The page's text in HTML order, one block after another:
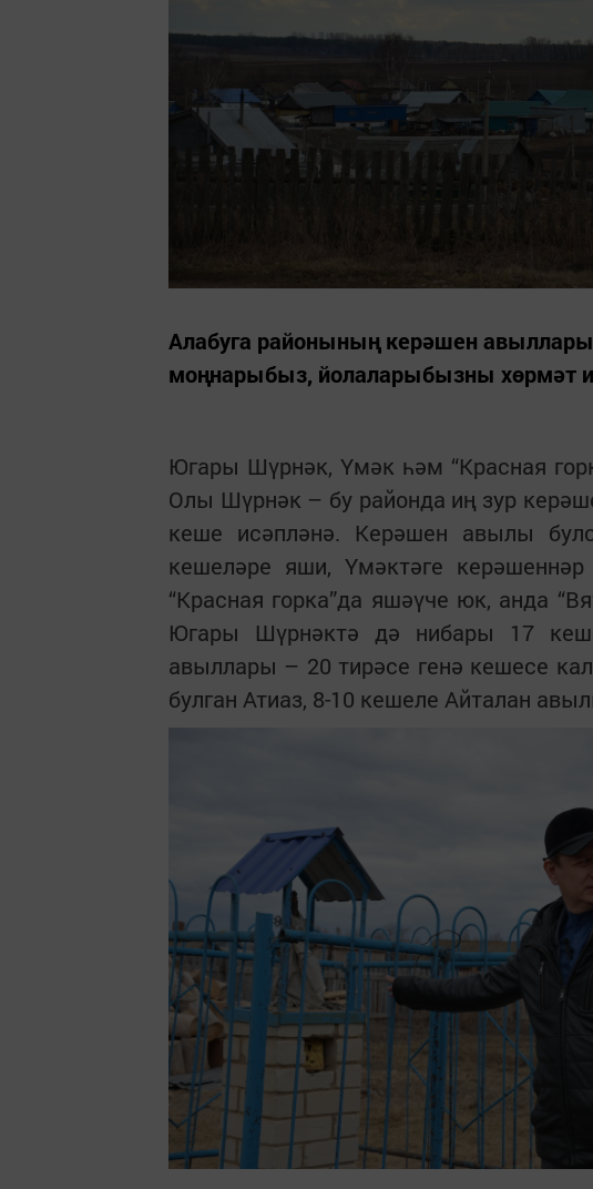
Алабуга районының керәшен
моңнарыбыз, йолаларыбызны хөрмәт
Югары Шүрнәк, Үмәк һәм “Красная
Олы Шүрнәк – бу районда иң зур
кеше исәпләнә. Керәшен авылы
кешеләре яши, Үмәктәге
“Красная горка”да яшәүче юк, анда
Югары Шүрнәктә дә нибары 17
авыллары – 20 тирәсе генә кешесе
булган Атиаз, 8-10 кешеле Айталан